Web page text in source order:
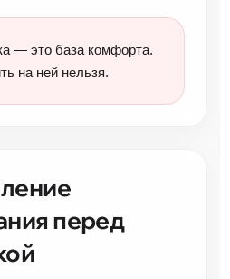
— это база комфорта.
на ней нельзя.
перед